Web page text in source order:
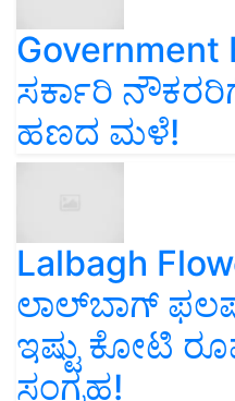
Government
ಸರ್ಕಾರಿ
ಹಣದ ಮಳೆ!
Lalbagh
ಲಾಲ್‌ಬಾಗ್
ಇಷ್ಟು ಕೋಟಿ
ಸಂಗ್ರಹ!